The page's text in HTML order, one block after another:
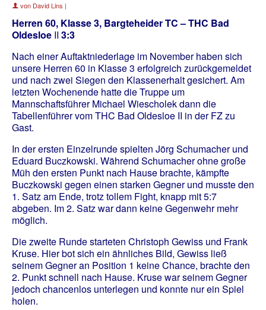
von David Lins |
Herren 60, Klasse 3, Bargteheider TC – THC Bad
Oldesloe II 3:3
Nach einer Auftaktniederlage im November haben sich
unsere Herren 60 in Klasse 3 erfolgreich zurückgemeldet
und nach zwei Siegen den Klassenerhalt gesichert. Am
letzten Wochenende hatte die Truppe um
Mannschaftsführer Michael Wiescholek dann die
Tabellenführer vom THC Bad Oldesloe II in der FZ zu
Gast.
In der ersten Einzelrunde spielten Jörg Schumacher und
Eduard Buczkowski. Während Schumacher ohne große
Müh den ersten Punkt nach Hause brachte, kämpfte
Buczkowski gegen einen starken Gegner und musste den
1. Satz am Ende, trotz tollem Fight, knapp mit 5:7
abgeben. Im 2. Satz war dann keine Gegenwehr mehr
möglich.
Die zweite Runde starteten Christoph Gewiss und Frank
Kruse. Hier bot sich ein ähnliches Bild, Gewiss ließ
seinem Gegner an Position 1 keine Chance, brachte den
2. Punkt schnell nach Hause. Kruse war seinem Gegner
jedoch chancenlos unterlegen und konnte nur ein Spiel
holen.